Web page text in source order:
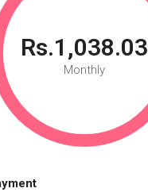
Rs.1,038.03
Monthly